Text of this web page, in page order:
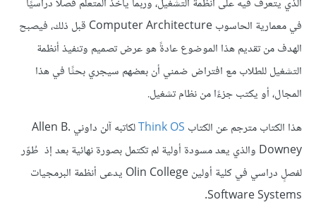
الذي يتعرف فيه على أنظمة التشغيل، وربما يأخذ المتعلم فصلًا دراسيًا
في معمارية الحاسوب Computer Architecture قبل ذلك، فيصبح
الهدف من تقديم هذا الموضوع عادةً هو عرض تصميم وتنفيذ أنظمة
التشغيل للطلاب مع افتراض ضمني أن بعضهم سيجري بحثًا في هذا
المجال، أو يكتب جزءًا من نظام تشغيل.
هذا الكتاب مترجم عن الكتاب Think OS
لكاتبه آلن داوني Allen B.
Downey والذي يعد مسودة أولية لم تكتمل بصورة نهائية بعد إذ طُوّر
لفصلٍ دراسي في كلية أولين Olin College يدعى أنظمة البرمجيات
Software Systems.